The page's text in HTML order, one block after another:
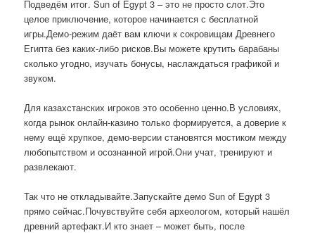
Подведём итог. Sun of Egypt 3 – это не просто слот.Это
целое приключение, которое начинается с бесплатной
игры.Демо-режим даёт вам ключи к сокровищам Древнего
Египта без каких-либо рисков.Вы можете крутить барабаны
сколько угодно, изучать бонусы, наслаждаться графикой и
звуком.
Для казахстанских игроков это особенно ценно.В условиях,
когда рынок онлайн-казино только формируется, а доверие к
нему ещё хрупкое, демо-версии становятся мостиком между
любопытством и осознанной игрой.Они учат, тренируют и
развлекают.
Так что не откладывайте.Запускайте демо Sun of Egypt 3
прямо сейчас.Почувствуйте себя археологом, который нашёл
древний артефакт.И кто знает – может быть, после